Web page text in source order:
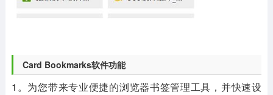
Card Bookmarks软件功能
1。为您带来专业便捷的浏览器书签管理工具，并快速设